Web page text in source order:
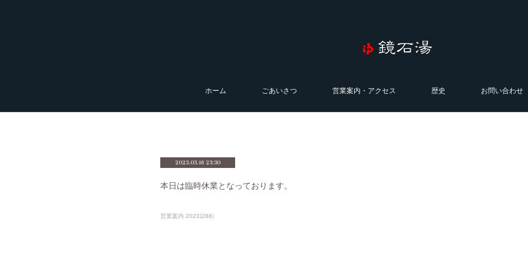
ホーム ごあいさつ 営業案内・アクセス 歴史 お問い合わせ
2023.03.16 23:30
本日は臨時休業となっております。
営業案内 2023(288)